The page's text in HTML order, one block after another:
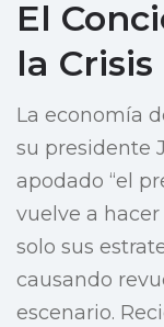
El
la Crisis
La economía
su presidente
apodado “el
vuelve a
solo sus
causando
escenario.